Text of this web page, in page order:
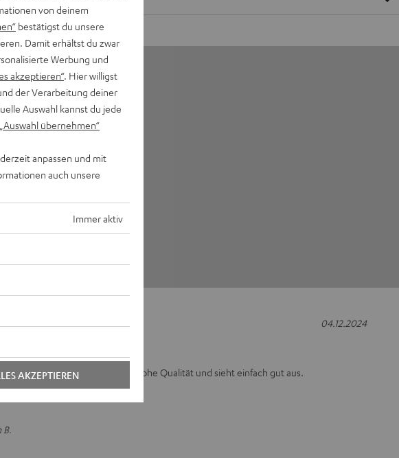
skeptisch, aber der Druck hat hohe Qualität und sieht einfach gut aus.
B.
04.12.2024
von deinem
bestätigst du unsere
Damit erhältst du zwar
Werbung und
akzeptieren“. Hier willigst
der Verarbeitung deiner
Auswahl kannst du jede
„Auswahl übernehmen“
anpassen und mit
auch unsere
Immer aktiv
AKZEPTIEREN